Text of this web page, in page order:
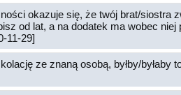
okazuje się, że twój brat/siostra
od lat, a na dodatek ma wobec niej
11-29]
ze znaną osobą, byłby/byłaby